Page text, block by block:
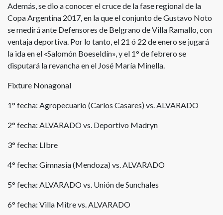
Además, se dio a conocer el cruce de la fase regional de la
Copa Argentina 2017, en la que el conjunto de Gustavo Noto
se medirá ante Defensores de Belgrano de Villa Ramallo, con
ventaja deportiva. Por lo tanto, el 21 ó 22 de enero se jugará
la ida en el «Salomón Boeseldín», y el 1° de febrero se
disputará la revancha en el José María Minella.
Fixture Nonagonal
1° fecha: Agropecuario (Carlos Casares) vs. ALVARADO
2° fecha: ALVARADO vs. Deportivo Madryn
3° fecha: LIbre
4° fecha: Gimnasia (Mendoza) vs. ALVARADO
5° fecha: ALVARADO vs. Unión de Sunchales
6° fecha: Villa Mitre vs. ALVARADO